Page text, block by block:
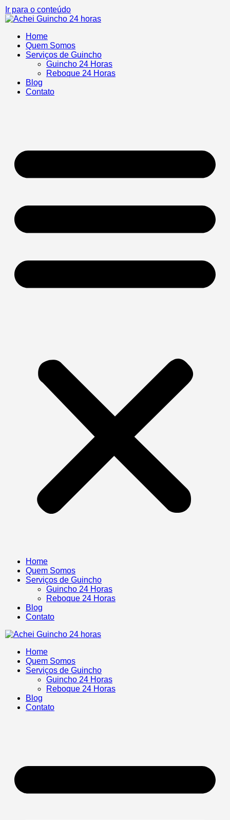
Ir para o conteúdo
Home
Quem Somos
Serviços de Guincho
Guincho 24 Horas
Reboque 24 Horas
Blog
Contato
Home
Quem Somos
Serviços de Guincho
Guincho 24 Horas
Reboque 24 Horas
Blog
Contato
Home
Quem Somos
Serviços de Guincho
Guincho 24 Horas
Reboque 24 Horas
Blog
Contato